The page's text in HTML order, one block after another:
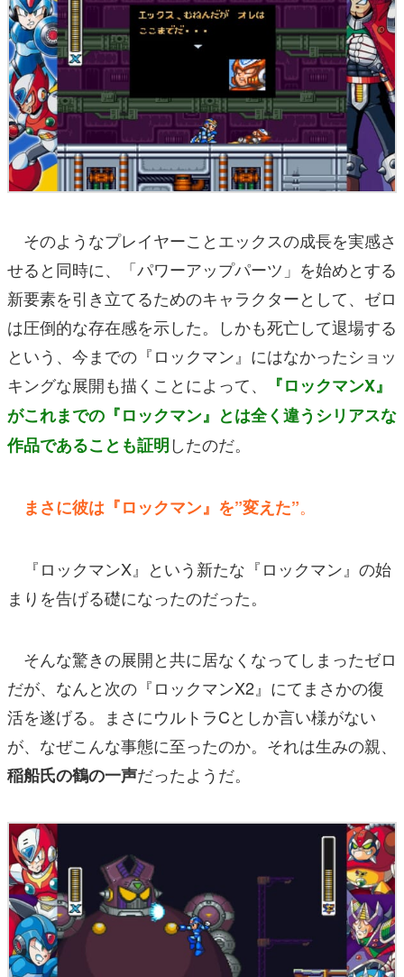
そのようなプレイヤーことエックスの成長を実感さ
せると同時に、「パワーアップパーツ」を始めとする
新要素を引き立てるためのキャラクターとして、ゼロ
は圧倒的な存在感を示した。しかも死亡して退場する
という、今までの『ロックマン』にはなかったショッ
キングな展開も描くことによって、
『ロックマンX』
がこれまでの『ロックマン』とは全く違うシリアスな
作品であることも証明したのだ。
まさに彼は『ロックマン』を”変えた”。
『ロックマンX』という新たな『ロックマン』の始
まりを告げる礎になったのだった。
そんな驚きの展開と共に居なくなってしまったゼロ
だが、なんと次の『ロックマンX2』にてまさかの復
活を遂げる。まさにウルトラCとしか言い様がない
が、なぜこんな事態に至ったのか。それは生みの親、
稲船氏の鶴の一声だったようだ。